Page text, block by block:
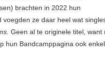
brachten in 2022 hun
voegden ze daar heel wat
Geen al te originele titel, want
hun Bandcamppagina ook